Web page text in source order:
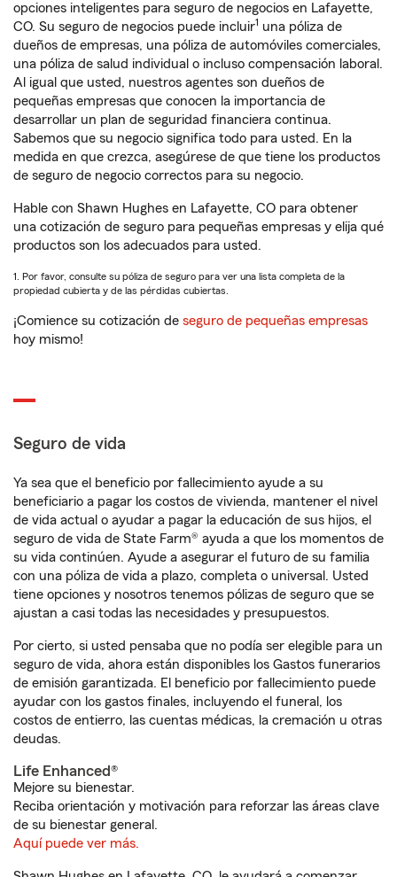
opciones inteligentes para seguro de negocios en Lafayette,
CO. Su seguro de negocios puede incluir1 una póliza de
dueños de empresas, una póliza de automóviles comerciales,
una póliza de salud individual o incluso compensación laboral.
Al igual que usted, nuestros agentes son dueños de
pequeñas empresas que conocen la importancia de
desarrollar un plan de seguridad financiera continua.
Sabemos que su negocio significa todo para usted. En la
medida en que crezca, asegúrese de que tiene los productos
de seguro de negocio correctos para su negocio.
Hable con Shawn Hughes en Lafayette, CO para obtener
una cotización de seguro para pequeñas empresas y elija qué
productos son los adecuados para usted.
1. Por favor, consulte su póliza de seguro para ver una lista completa de la
propiedad cubierta y de las pérdidas cubiertas.
¡Comience su cotización de seguro de pequeñas empresas
hoy mismo!
Seguro de vida
Ya sea que el beneficio por fallecimiento ayude a su
beneficiario a pagar los costos de vivienda, mantener el nivel
de vida actual o ayudar a pagar la educación de sus hijos, el
seguro de vida de State Farm® ayuda a que los momentos de
su vida continúen. Ayude a asegurar el futuro de su familia
con una póliza de vida a plazo, completa o universal. Usted
tiene opciones y nosotros tenemos pólizas de seguro que se
ajustan a casi todas las necesidades y presupuestos.
Por cierto, si usted pensaba que no podía ser elegible para un
seguro de vida, ahora están disponibles los Gastos funerarios
de emisión garantizada. El beneficio por fallecimiento puede
ayudar con los gastos finales, incluyendo el funeral, los
costos de entierro, las cuentas médicas, la cremación u otras
deudas.
Life Enhanced®
Mejore su bienestar.
Reciba orientación y motivación para reforzar las áreas clave
de su bienestar general.
Aquí puede ver más.